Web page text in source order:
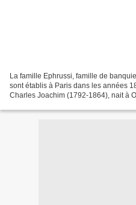
La famille Ephrussi, famille de
sont établis à Paris dans les années
Charles Joachim (1792-1864), nait à